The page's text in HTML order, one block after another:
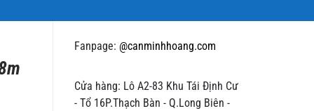
Fanpage: @canminhhoang.com
Cửa hàng: Lô A2-83 Khu Tái Định Cư
- Tổ 16P.Thạch Bàn - Q.Long Biên -